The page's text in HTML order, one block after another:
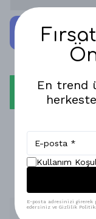
En trend
Kullanım
E-posta adresinizi
edersiniz ve Gizlilik